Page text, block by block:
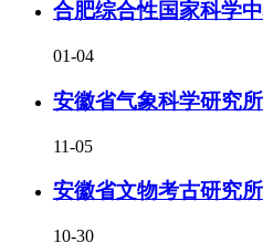
合肥综合性国家科学
01-04
安徽省气象科学研究
11-05
安徽省文物考古研究
10-30